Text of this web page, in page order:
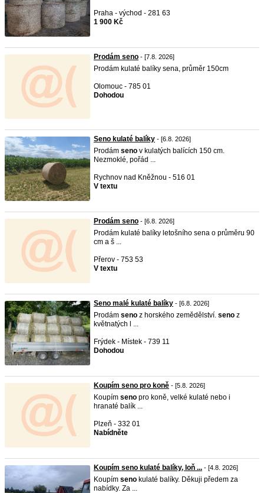
Praha - východ - 281 63
1 900 Kč
Prodám seno - [7.8. 2026]
Prodám kulaté balíky sena, průměr 150cm
Olomouc - 785 01
Dohodou
Seno kulaté balíky - [6.8. 2026]
Prodám seno v kulatých balících 150 cm.
Nezmoklé, pořád ...
Rychnov nad Kněžnou - 516 01
V textu
Prodám seno - [6.8. 2026]
Prodám kulaté balíky letošního sena o průměru 90
cm a š ...
Přerov - 753 53
V textu
Seno malé kulaté balíky - [6.8. 2026]
Prodám seno z horského zemědělství. seno z
květnatých l ...
Frýdek - Místek - 739 11
Dohodou
Koupím seno pro koně - [5.8. 2026]
Koupím seno pro koně, velké kulaté nebo i
hranaté balík ...
Plzeň - 332 01
Nabídněte
Koupím seno kulaté balíky, loň ... - [4.8. 2026]
Koupím seno kulaté balíky. Děkuji předem za
nabídky. Za ...